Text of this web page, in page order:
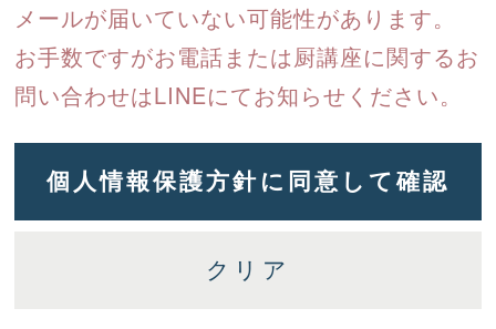
メールが届いていない可能性があります。
お手数ですがお電話または厨講座に関するお
問い合わせはLINEにてお知らせください。